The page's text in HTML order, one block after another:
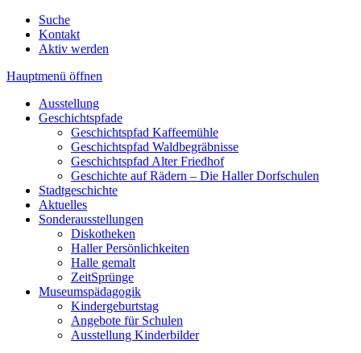
Suche
Kontakt
Aktiv werden
Hauptmenü öffnen
Ausstellung
Geschichtspfade
Geschichtspfad Kaffeemühle
Geschichtspfad Waldbegräbnisse
Geschichtspfad Alter Friedhof
Geschichte auf Rädern – Die Haller Dorfschulen
Stadtgeschichte
Aktuelles
Sonderausstellungen
Diskotheken
Haller Persönlichkeiten
Halle gemalt
ZeitSprünge
Museumspädagogik
Kindergeburtstag
Angebote für Schulen
Ausstellung Kinderbilder